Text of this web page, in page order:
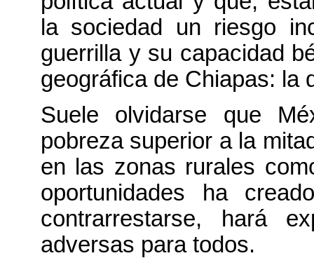
la sociedad un riesgo
guerrilla y su capacidad
geográfica de Chiapas: la
Suele olvidarse que
pobreza superior a la
en las zonas rurales
oportunidades ha
contrarrestarse, hará
adversas para todos.